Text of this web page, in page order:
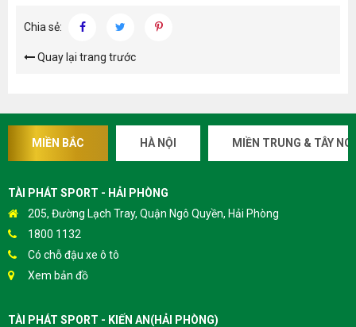
Chia sẻ:
Quay lại trang trước
MIỀN BẮC HÀ NỘI MIỀN TRUNG & TÂY
TÀI PHÁT SPORT - HẢI PHÒNG
205, Đường Lạch Tray, Quận Ngô Quyền, Hải Phòng
1800 1132
Có chỗ đậu xe ô tô
Xem bản đồ
TÀI PHÁT SPORT - KIẾN AN(HẢI PHÒNG)